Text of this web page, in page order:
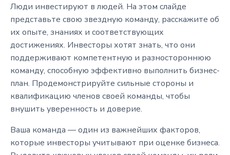
Люди инвестируют в людей. На этом слайде
представьте свою звездную команду, расскажите об
их опыте, знаниях и соответствующих
достижениях. Инвесторы хотят знать, что они
поддерживают компетентную и разностороннюю
команду, способную эффективно выполнить бизнес-
план. Продемонстрируйте сильные стороны и
квалификацию членов своей команды, чтобы
внушить уверенность и доверие.
Ваша команда — один из важнейших факторов,
которые инвесторы учитывают при оценке бизнеса.